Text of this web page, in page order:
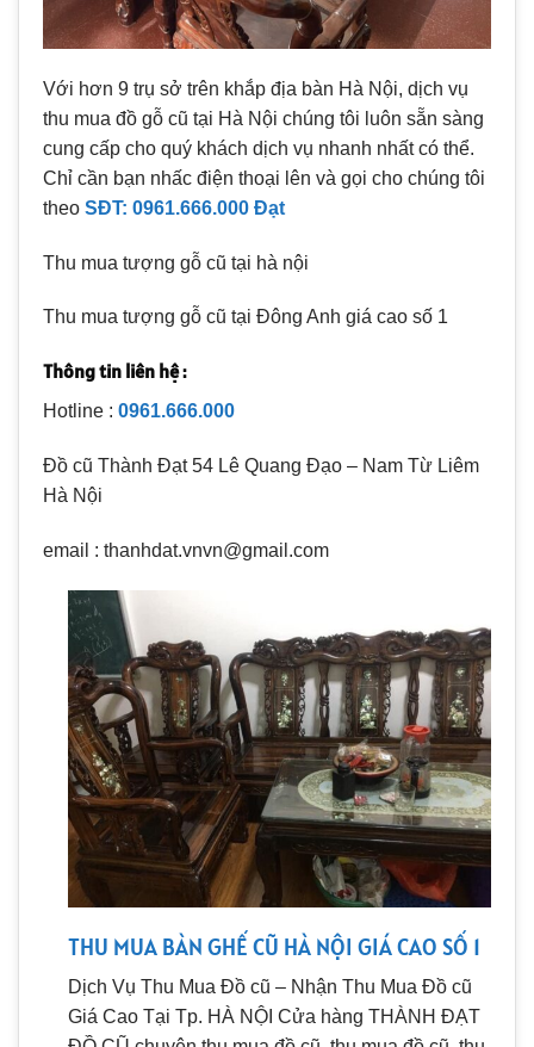
Với hơn 9 trụ sở trên khắp địa bàn Hà Nội, dịch vụ
thu mua đồ gỗ cũ tại Hà Nội chúng tôi luôn sẵn sàng
cung cấp cho quý khách dịch vụ nhanh nhất có thể.
Chỉ cần bạn nhấc điện thoại lên và gọi cho chúng tôi
theo SĐT: 0961.666.000 Đạt
Thu mua tượng gỗ cũ tại hà nội
Thu mua tượng gỗ cũ tại Đông Anh giá cao số 1
Thông tin liên hệ :
Hotline : 0961.666.000
Đồ cũ Thành Đạt 54 Lê Quang Đạo – Nam Từ Liêm
Hà Nội
email : thanhdat.vnvn@gmail.com
THU MUA BÀN GHẾ CŨ HÀ NỘI GIÁ CAO SỐ 1
Dịch Vụ Thu Mua Đồ cũ – Nhận Thu Mua Đồ cũ
Giá Cao Tại Tp. HÀ NỘI Cửa hàng THÀNH ĐẠT